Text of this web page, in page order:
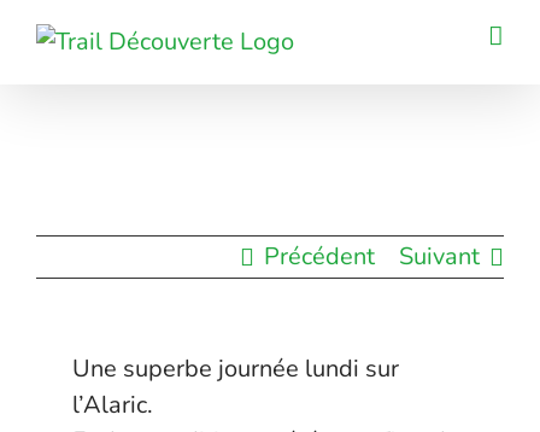
Passer
Précédent Suivant
Une superbe journée lundi sur
l’Alaric.